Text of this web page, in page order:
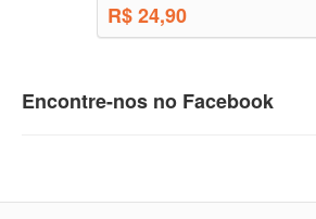
R$ 24,90
Encontre-nos no Facebook